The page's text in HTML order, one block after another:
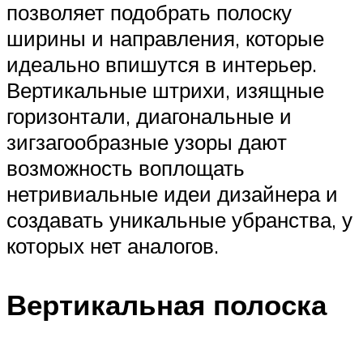
позволяет подобрать полоску
ширины и направления, которые
идеально впишутся в интерьер.
Вертикальные штрихи, изящные
горизонтали, диагональные и
зигзагообразные узоры дают
возможность воплощать
нетривиальные идеи дизайнера и
создавать уникальные убранства, у
которых нет аналогов.
Вертикальная полоска